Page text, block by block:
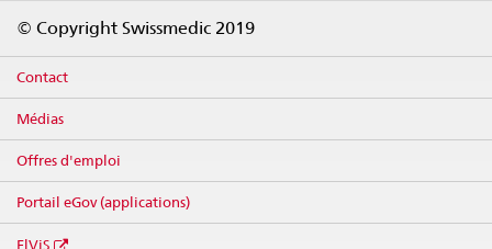
© Copyright Swissmedic 2019
Contact
Médias
Offres d'emploi
Portail eGov (applications)
ElViS